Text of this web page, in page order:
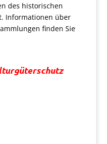
des historischen
Informationen über
finden Sie